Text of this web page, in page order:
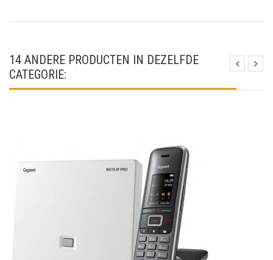
14 ANDERE PRODUCTEN IN DEZELFDE
CATEGORIE: